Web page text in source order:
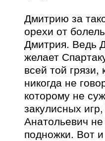
Дмитрию за
орехи от
Дмитрия. Ведь
желает
всей той
никогда не
которому не
закулисных
Анатольевич
подножки. Вот